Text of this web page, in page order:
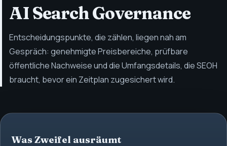
AI Search Governance
Entscheidungspunkte, die zählen, liegen nah am
Gespräch: genehmigte Preisbereiche, prüfbare
öffentliche Nachweise und die Umfangsdetails, die SEOH
braucht, bevor ein Zeitplan zugesichert wird.
Was Zweifel ausräumt